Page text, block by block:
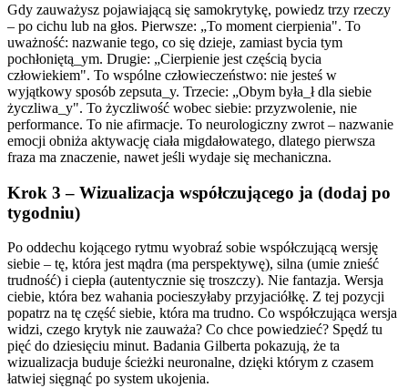
Gdy zauważysz pojawiającą się samokrytykę, powiedz trzy rzeczy
– po cichu lub na głos. Pierwsze: „To moment cierpienia". To
uważność: nazwanie tego, co się dzieje, zamiast bycia tym
pochłoniętą_ym. Drugie: „Cierpienie jest częścią bycia
człowiekiem". To wspólne człowieczeństwo: nie jesteś w
wyjątkowy sposób zepsuta_y. Trzecie: „Obym była_ł dla siebie
życzliwa_y". To życzliwość wobec siebie: przyzwolenie, nie
performance. To nie afirmacje. To neurologiczny zwrot – nazwanie
emocji obniża aktywację ciała migdałowatego, dlatego pierwsza
fraza ma znaczenie, nawet jeśli wydaje się mechaniczna.
Krok 3 – Wizualizacja współczującego ja (dodaj po
tygodniu)
Po oddechu kojącego rytmu wyobraź sobie współczującą wersję
siebie – tę, która jest mądra (ma perspektywę), silna (umie znieść
trudność) i ciepła (autentycznie się troszczy). Nie fantazja. Wersja
ciebie, która bez wahania pocieszyłaby przyjaciółkę. Z tej pozycji
popatrz na tę część siebie, która ma trudno. Co współczująca wersja
widzi, czego krytyk nie zauważa? Co chce powiedzieć? Spędź tu
pięć do dziesięciu minut. Badania Gilberta pokazują, że ta
wizualizacja buduje ścieżki neuronalne, dzięki którym z czasem
łatwiej sięgnąć po system ukojenia.